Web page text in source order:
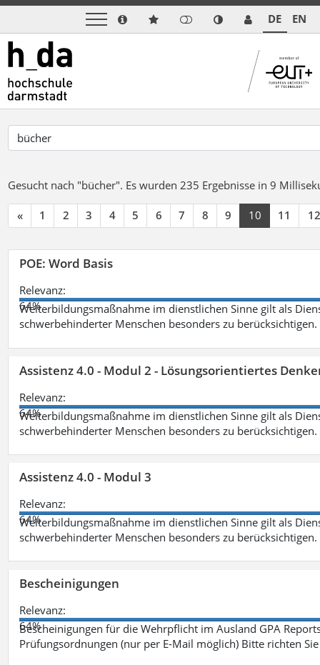
DE EN
Gesucht nach "bücher". Es wurden 235 Ergebnisse in 9
« 1 2 3 4 5 6 7 8 9 10 11 12
POE: Word Basis
Relevanz:
64%
Weiterbildungsmaßnahme im dienstlichen Sinne gilt als
schwerbehinderter Menschen besonders zu berücksichtigen.
Assistenz 4.0 - Modul 2 - Lösungsorientiertes
Relevanz:
64%
Weiterbildungsmaßnahme im dienstlichen Sinne gilt als
schwerbehinderter Menschen besonders zu berücksichtigen.
Assistenz 4.0 - Modul 3
Relevanz:
64%
Weiterbildungsmaßnahme im dienstlichen Sinne gilt als
schwerbehinderter Menschen besonders zu
Bescheinigungen
Relevanz:
64%
Bescheinigungen für die Wehrpflicht im Ausland GPA
Prüfungsordnungen (nur per E-Mail möglich) Bitte richten